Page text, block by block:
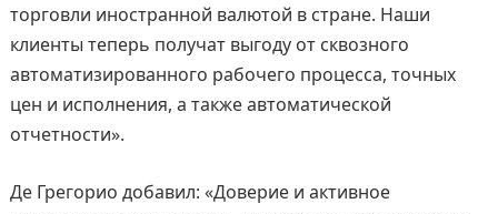
торговли иностранной валютой в стране. Наши
клиенты теперь получат выгоду от сквозного
автоматизированного рабочего процесса, точных
цен и исполнения, а также автоматической
отчетности».
Де Грегорио добавил: «Доверие и активное